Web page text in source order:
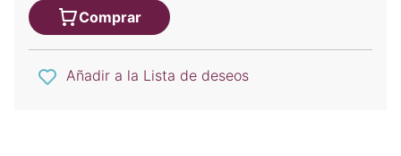
Comprar
Añadir a la Lista de deseos